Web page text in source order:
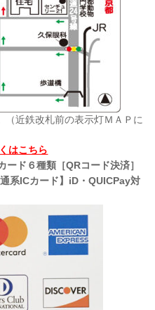
（近鉄改札前の表示灯ＭＡＰに
はこちら
ード６種類［QRコード決済］
系ICカード】iD・QUICPay対